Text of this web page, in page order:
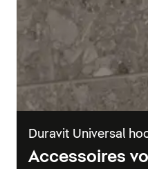
Duravit Universal
Accessoires